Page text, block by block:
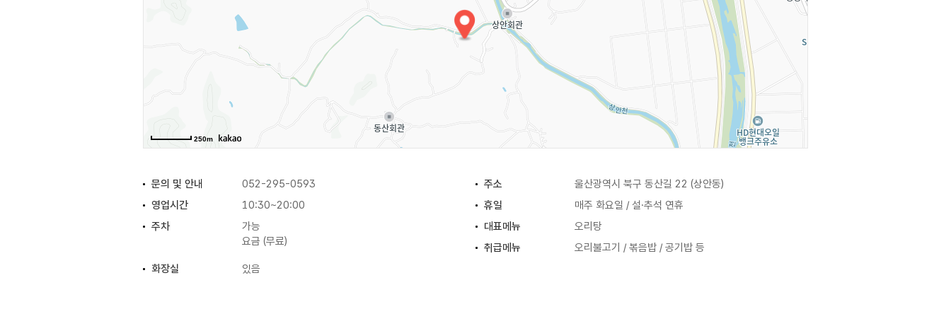
250m
문의 및 안내 052-295-0593 주소
울산광역시 북구 동산길 22 (상안동)
영업시간
10:30~20:00 휴일
매주 화요일 / 설·추석 연휴
주차
가능
요금 (무료)
대표메뉴
오리탕
취급메뉴
오리불고기 / 볶음밥 / 공기밥 등
화장실
있음